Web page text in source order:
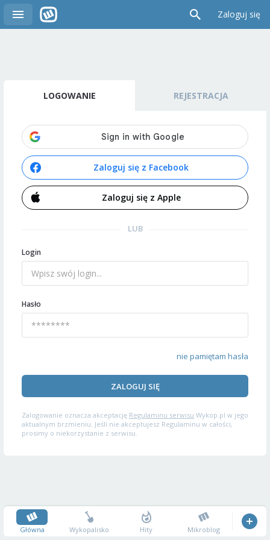
Zaloguj się
LOGOWANIE REJESTRACJA
Zaloguj się z Facebook
Zaloguj się z Apple
LUB
Login
Hasło
nie pamiętam hasła
ZALOGUJ SIĘ
Zalogowanie oznacza akceptację Regulaminu serwisu Wykop.pl w jego
aktualnym brzmieniu. Jeśli nie akceptujesz Regulaminu w całości,
prosimy o niekorzystanie z serwisu.
Główna Wykopalisko Hity Mikroblog